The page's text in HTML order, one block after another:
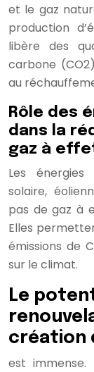
et le gaz
production
libère des
carbone
au
Rôle des
dans la
gaz à
Les énergies
solaire,
pas de gaz à
Elles
émissions de
sur le climat.
Le
création
est